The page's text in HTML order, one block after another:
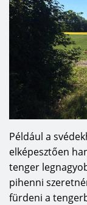
Például a
elképesztően
tenger
pihenni
fürdeni a